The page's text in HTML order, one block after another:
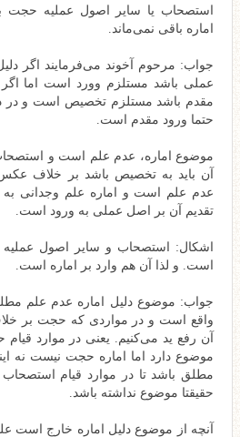
استصحاب یا سایر اصول عملیه حجت
اماره باقی نمی‌ماند.
جواب: مرحوم آخوند می‌فرمایند اگر
عملی باشد مستلزم وورد است اما
مقدم باشد مستلزم تخصیص است و در
حتما ورود مقدم است.
موضوع اماره، عدم علم است و
آن باید به تخصیص باشد بر خلاف
عدم علم است و اماره علم وجدانی
تقدیم آن بر اصل عملی به ورود است.
اشکال: استصحاب و سایر اصول
است. و لذا آن هم وارد بر اماره است.
جواب: موضوع دلیل اماره عدم علم
واقع است و در مواردی که حجت بر
آن رفع ید می‌کنیم. یعنی در موارد
موضوع دارد اما اماره حجت نیست نه
مطلق باشد تا در موارد قیام
حقیقتا موضوع نداشته باشد.
آنچه از موضوع دلیل اماره خارج است